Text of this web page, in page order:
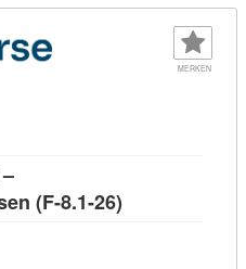
MERKEN
(F-8.1-26)